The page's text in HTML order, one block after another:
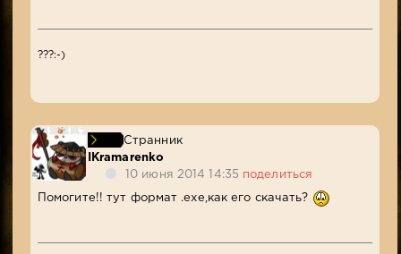
???:-)
Странник
IKramarenko
10 июня 2014 14:35 поделиться
Помогите!! тут формат .exe,как его скачать?